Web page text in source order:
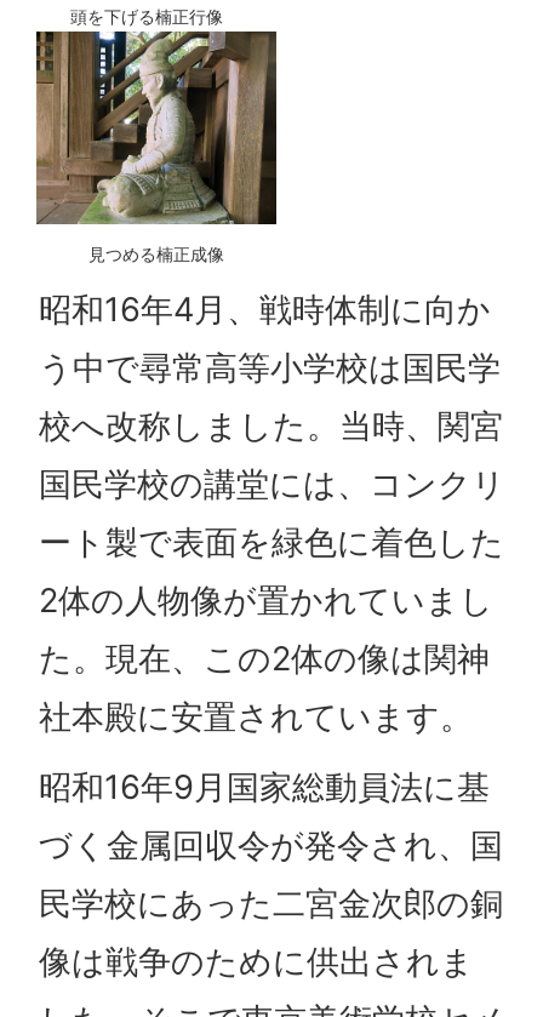
頭を下げる楠正行像
見つめる楠正成像
昭和16年4月、戦時体制に向か
う中で尋常高等小学校は国民学
校へ改称しました。当時、関宮
国民学校の講堂には、コンクリ
ート製で表面を緑色に着色した
2体の人物像が置かれていまし
た。現在、この2体の像は関神
社本殿に安置されています。
昭和16年9月国家総動員法に基
づく金属回収令が発令され、国
民学校にあった二宮金次郎の銅
像は戦争のために供出されま